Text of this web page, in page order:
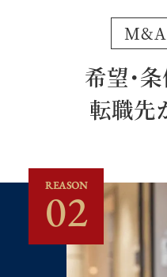
M&A
希望・
転職先
REASON
02